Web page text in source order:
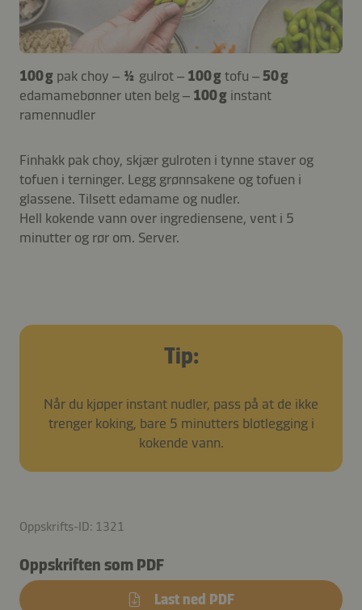
100 g pak choy – ½ gulrot – 100 gtofu – 50 g
edamamebønner uten belg – 100 g instant
ramennudler
Finhakk pak choy, skjær gulroten i tynne staver og
tofuen i terninger. Legg grønnsakene og tofuen i
glassene. Tilsett edamame og nudler.
Hell kokende vann over ingrediensene, vent i 5
minutter og rør om. Server.
Tip:
Når du kjøper instant nudler, pass på at de ikke
trenger koking, bare 5 minutters bløtlegging i
kokende vann.
Oppskrifts-ID: 1321
Oppskriften som PDF
Last ned PDF